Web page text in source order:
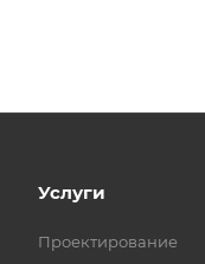
Услуги
Проектирование